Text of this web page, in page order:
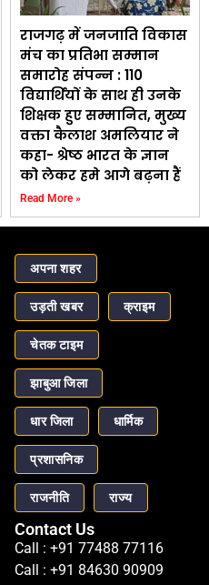
राजगढ़ में जनजाति विकास
मंच का प्रतिभा सम्मान
समारोह संपन्न : 110
विद्यार्थियों के साथ ही उनके
शिक्षक हुए सम्मानित, मुख्य
वक्ता कैलाश अमलियार ने
कहा- श्रेष्ठ भारत के ज्ञान
को लेकर हमे आगे बढ़ना हैं
Read More »
अपना शहर
उड़ती खबर क्राइम
चेतक टाइम
झाबुआ जिला
धार जिला धार्मिक
प्रशासनिक
राजनीति राज्य
Contact Us
Call : +91 77488 77116
Call : +91 84630 90909